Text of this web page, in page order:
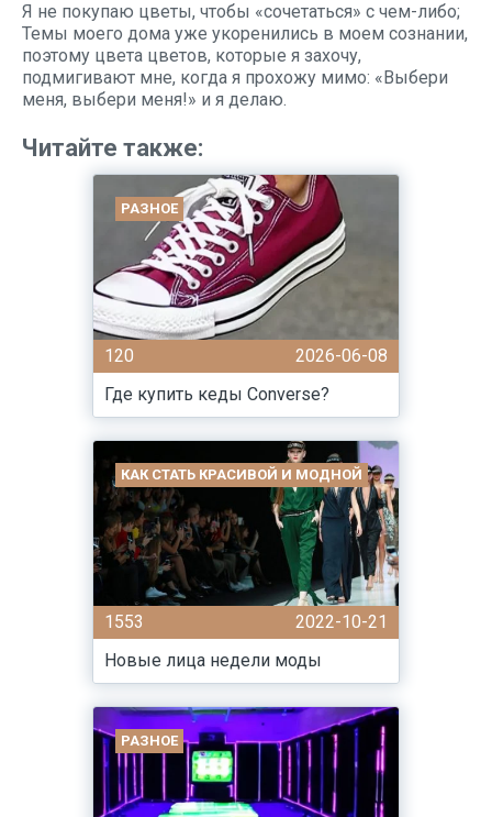
Я не покупаю цветы, чтобы «сочетаться» с чем-либо;
Темы моего дома уже укоренились в моем сознании,
поэтому цвета цветов, которые я захочу,
подмигивают мне, когда я прохожу мимо: «Выбери
меня, выбери меня!» и я делаю.
Читайте также:
РАЗНОЕ
120
2026-06-08
Где купить кеды Converse?
КАК СТАТЬ КРАСИВОЙ И МОДНОЙ
1553
2022-10-21
Новые лица недели моды
РАЗНОЕ